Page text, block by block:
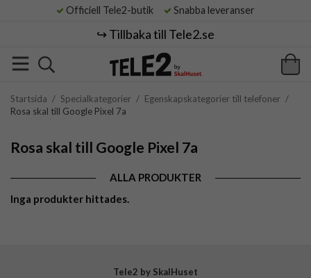
Officiell Tele2-butik Snabba leveranser
↪️ Tillbaka till Tele2.se
Startsida / Specialkategorier / Egenskapskategorier till telefoner /
Rosa skal till Google Pixel 7a
Rosa skal till Google Pixel 7a
ALLA PRODUKTER
Inga produkter hittades.
Tele2 by SkalHuset